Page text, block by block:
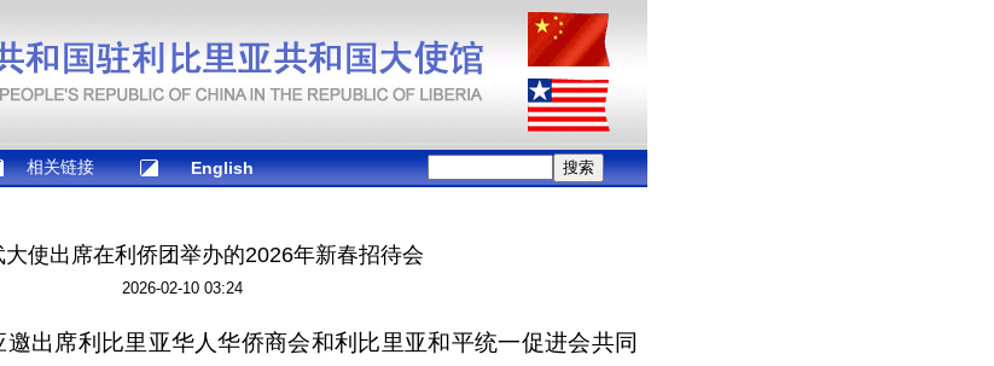
相关链接 English
大使出席在利侨团举办的2026年新春招待会
2026-02-10 03:24
出席利比里亚华人华侨商会和利比里亚和平统一促进会共同